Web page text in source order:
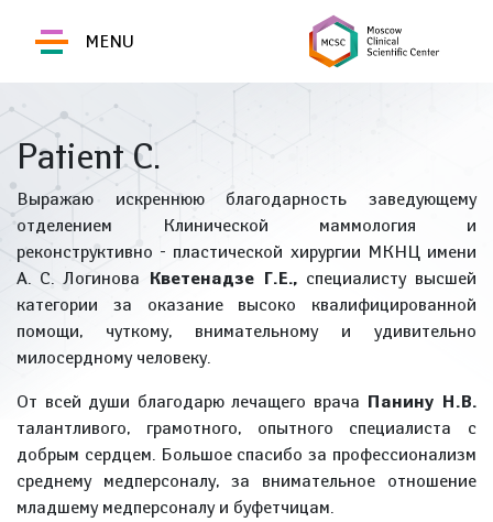
MENU
Patient C.
Выражаю искреннюю благодарность заведующему
отделением Клинической маммология и
реконструктивно - пластической хирургии МКНЦ имени
А. С. Логинова Кветенадзе Г.Е., специалисту высшей
категории за оказание высоко квалифицированной
помощи, чуткому, внимательному и удивительно
милосердному человеку.
От всей души благодарю лечащего врача Панину Н.В.
талантливого, грамотного, опытного специалиста с
добрым сердцем. Большое спасибо за профессионализм
среднему медперсоналу, за внимательное отношение
младшему медперсоналу и буфетчицам.